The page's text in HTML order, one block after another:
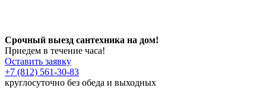
Срочный выезд сантехника на дом!
Приедем в течение часа!
Оставить заявку
+7 (812) 561-30-83
круглосуточно без обеда и выходных